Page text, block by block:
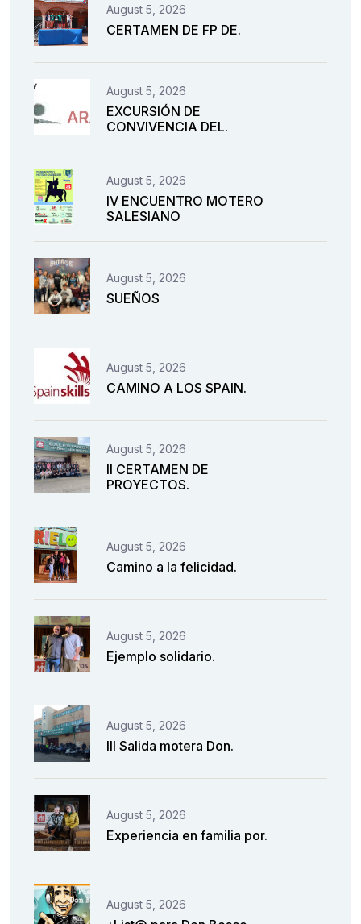
August 5, 2026
CERTAMEN DE FP DE.
August 5, 2026
EXCURSIÓN DE
CONVIVENCIA DEL.
August 5, 2026
IV ENCUENTRO MOTERO
SALESIANO
August 5, 2026
SUEÑOS
August 5, 2026
CAMINO A LOS SPAIN.
August 5, 2026
II CERTAMEN DE
PROYECTOS.
August 5, 2026
Camino a la felicidad.
August 5, 2026
Ejemplo solidario.
August 5, 2026
III Salida motera Don.
August 5, 2026
Experiencia en familia por.
August 5, 2026